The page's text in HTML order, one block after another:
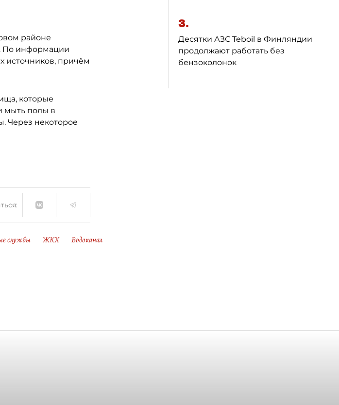
районе
По информации
источников, причём
которые
мыть полы в
Через некоторое
3.
Десятки АЗС Teboil в Финляндии
продолжают работать без
бензоколонок
службы ЖКХ Водоканал